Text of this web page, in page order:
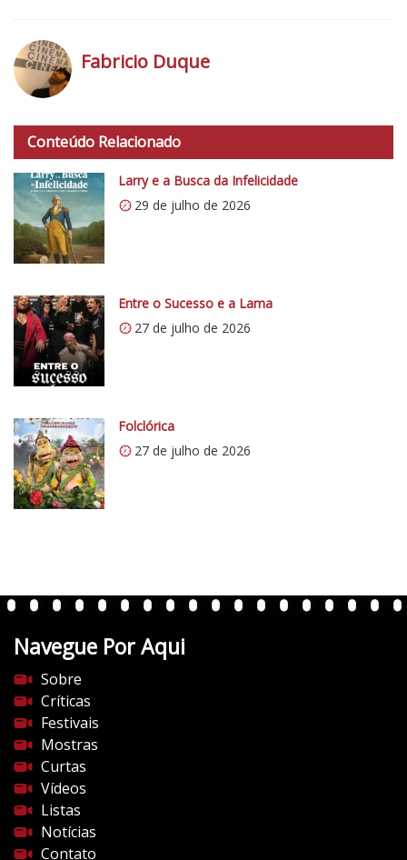
o
t
C
í
t
i
o
5
1
t
p
s
:
/
/
0
.
w
p
.
c
o
m
/
v
n
e
s
d
o
c
i
n
e
m
a
Fabricio Duque
Conteúdo Relacionado
Larry e a Busca da Infelicidade
29 de julho de 2026
Entre o Sucesso e a Lama
27 de julho de 2026
Folclórica
27 de julho de 2026
Navegue Por Aqui
Sobre
Críticas
Festivais
Mostras
Curtas
Vídeos
Listas
Notícias
Contato